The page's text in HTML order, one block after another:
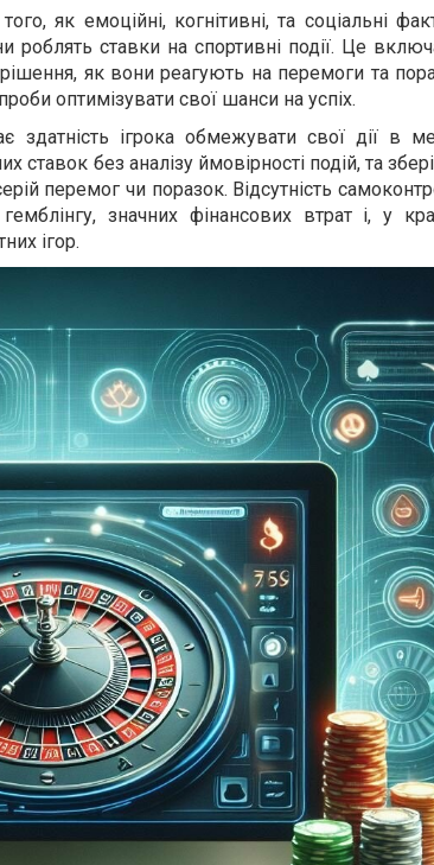
як емоційні, когнітивні, та соціальні
ставки на спортивні події. Це
як вони реагують на перемоги та
оптимізувати свої шанси на успіх.
здатність ігрока обмежувати свої дії в
без аналізу ймовірності подій, та
перемог чи поразок. Відсутність
значних фінансових втрат і, у
ігор.